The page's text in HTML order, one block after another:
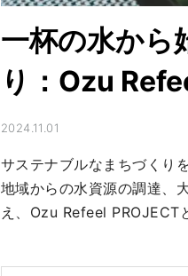
一杯の水から
り：Ozu
2024.11.01
サステナブルなまちづくり
地域からの水資源の調達、
え、Ozu Refeel PROJECT